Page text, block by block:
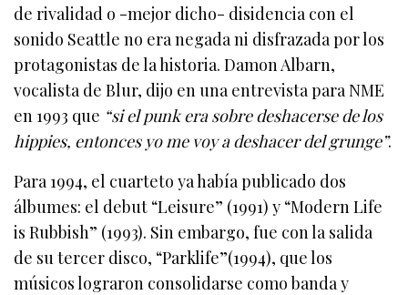
de rivalidad o -mejor dicho- disidencia con el
sonido Seattle no era negada ni disfrazada por los
protagonistas de la historia. Damon Albarn,
vocalista de Blur, dijo en una entrevista para NME
en 1993 que “si el punk era sobre deshacerse de los
hippies, entonces yo me voy a deshacer del grunge”.
Para 1994, el cuarteto ya había publicado dos
álbumes: el debut “Leisure” (1991) y “Modern Life
is Rubbish” (1993). Sin embargo, fue con la salida
de su tercer disco, “Parklife”(1994), que los
músicos lograron consolidarse como banda y